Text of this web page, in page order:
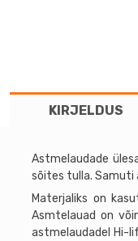
KIRJELDUS
Astmelaudade
sõites tulla. Samuti
Materjaliks on
Asmtelauad on
astmelaudadel Hi-